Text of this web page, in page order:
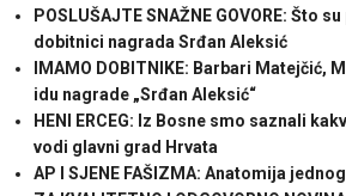
POSLUŠAJTE SNAŽNE GOVORE: Što
dobitnici nagrada Srđan Aleksić
IMAMO DOBITNIKE: Barbari Matejčić,
idu nagrade „Srđan Aleksić“
HENI ERCEG: Iz Bosne smo saznali
vodi glavni grad Hrvata
AP I SJENE FAŠIZMA: Anatomija